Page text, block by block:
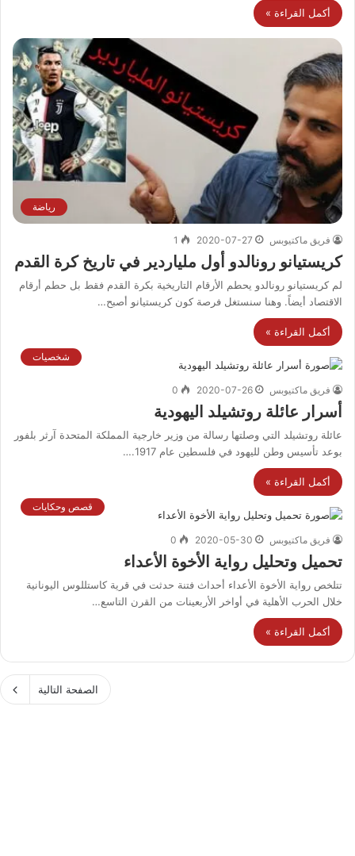
أكمل القراءة »
رياضة
فريق ماكتيوبس 2020-07-27
1
كريستيانو رونالدو أول ملياردير في تاريخ كرة القدم
لم كريستيانو رونالدو يحطم الأرقام التاريخية بكرة القدم فقط بل حطم أرقام
الاقتصاد أيضاً. وهنا سنستغل فرصة كون كريستيانو أصبح…
أكمل القراءة »
شخصيات
فريق ماكتيوبس 2020-07-26
0
أسرار عائلة روتشيلد اليهودية
عائلة روتشيلد التي وصلتها رسالة من وزير خارجية المملكة المتحدة آرثر بلفور
بوعد تأسيس وطن لليهود في فلسطين عام 1917.…
أكمل القراءة »
قصص وحكايات
فريق ماكتيوبس 2020-05-30
0
تحميل وتحليل رواية الأخوة الأعداء
تتلخص رواية الأخوة الأعداء أحداث فتنة حدثت في قرية كاستللوس اليونانية
خلال الحرب الأهلية في أواخر الأربعينات من القرن التاسع…
أكمل القراءة »
الصفحة التالية